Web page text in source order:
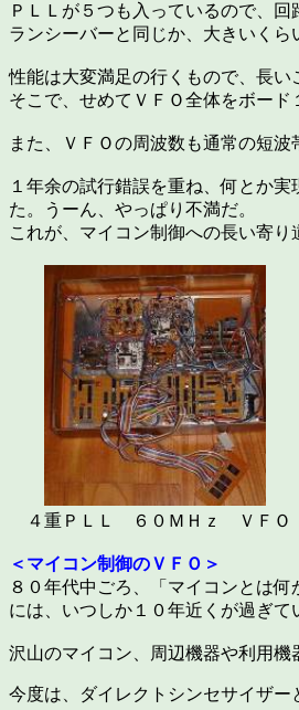
ＰＬＬが５つも入っているので、
ランシーバーと同じか、大きいくら
性能は大変満足の行くもので、長い
そこで、せめてＶＦＯ全体をボード
また、ＶＦＯの周波数も通常の短波
１年余の試行錯誤を重ね、何とか
た。うーん、やっぱり不満だ。
これが、マイコン制御への長い寄り
４重ＰＬＬ ６０ＭＨｚ ＶＦ
＜マイコン制御のＶＦＯ＞
８０年代中ごろ、「マイコンとは
には、いつしか１０年近くが過ぎて
沢山のマイコン、周辺機器や利用機
今度は、ダイレクトシンセサイザー